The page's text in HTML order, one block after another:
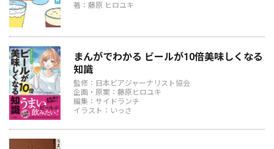
著：藤原 ヒロユキ
まんがでわかる ビールが10倍美味しくなる
知識
監修：日本ビアジャーナリスト協会
企画・原案：藤原ヒロユキ
編集：サイドランチ
イラスト：いっさ